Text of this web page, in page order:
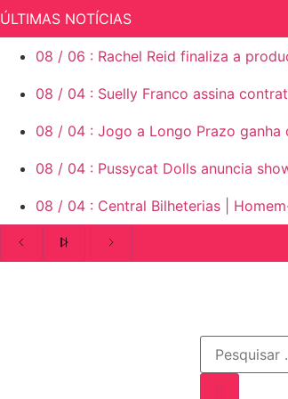
ÚLTIMAS NOTÍCIAS
08 / 06 : Rachel Reid finaliza a
08 / 04 : Suelly Franco assina
08 / 04 : Jogo a Longo Prazo ganha
08 / 04 : Pussycat Dolls anuncia
08 / 04 : Central Bilheterias |